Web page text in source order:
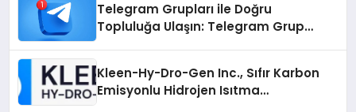
Telegram Grupları ile Doğru
Topluluğa Ulaşın: Telegram Grup
Kleen-Hy-Dro-Gen Inc., Sıfır Karbon
Emisyonlu Hidrojen Isıtma